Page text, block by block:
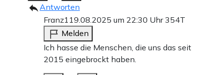
Antworten
Franz1 19.08.2025 um 22:30 Uhr354T
Melden
Ich hasse die Menschen, die uns das seit
2015 eingebrockt haben.